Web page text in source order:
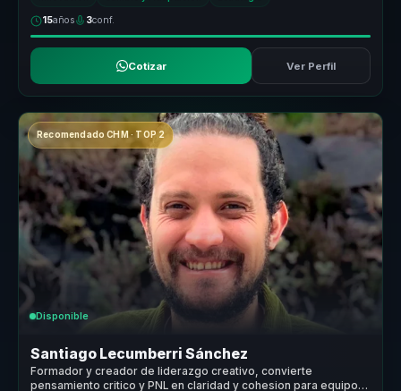
15años 3conf.
Cotizar Ver Perfil
Recomendado CHM · TOP 2
Disponible
Santiago Lecumberri Sánchez
Formador y creador de liderazgo creativo, convierte
pensamiento critico y PNL en claridad y cohesion para equipos